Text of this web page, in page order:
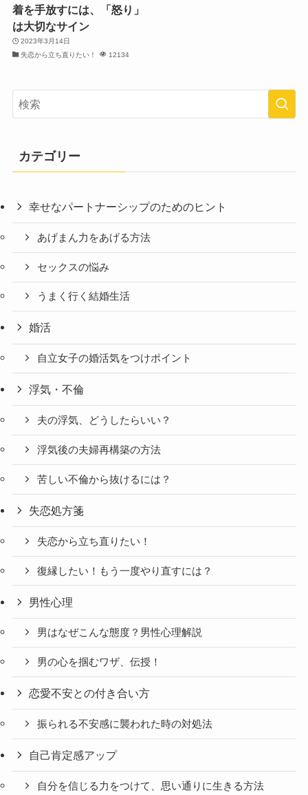
着を手放すには、「怒り」
は大切なサイン
2023年3月14日
失恋から立ち直りたい！
12134
カテゴリー
幸せなパートナーシップのためのヒント
あげまん力をあげる方法
セックスの悩み
うまく行く結婚生活
婚活
自立女子の婚活気をつけポイント
浮気・不倫
夫の浮気、どうしたらいい？
浮気後の夫婦再構築の方法
苦しい不倫から抜けるには？
失恋処方箋
失恋から立ち直りたい！
復縁したい！もう一度やり直すには？
男性心理
男はなぜこんな態度？男性心理解説
男の心を掴むワザ、伝授！
恋愛不安との付き合い方
振られる不安感に襲われた時の対処法
自己肯定感アップ
自分を信じる力をつけて、思い通りに生きる方法